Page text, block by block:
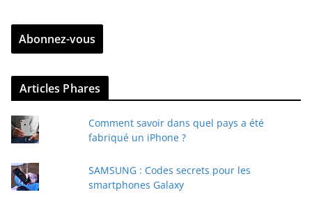
r
z
v
r
e
e
-
Abonnez-vous
Articles Phares
Comment savoir dans quel pays a été
fabriqué un iPhone ?
SAMSUNG : Codes secrets pour les
smartphones Galaxy